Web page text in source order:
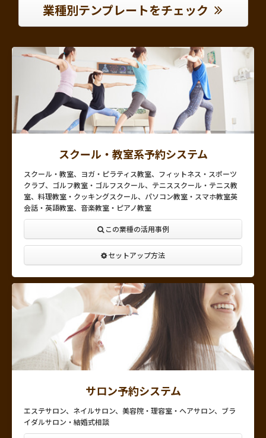
業種別テンプレートをチェック
スクール・教室系予約システム
スクール・教室、ヨガ・ピラティス教室、フィットネス・スポーツ
クラブ、ゴルフ教室・ゴルフスクール、テニススクール・テニス教
室、料理教室・クッキングスクール、パソコン教室・スマホ教室英
会話・英語教室、音楽教室・ピアノ教室
この業種の活用事例
セットアップ方法
サロン予約システム
エステサロン、ネイルサロン、美容院・理容室・ヘアサロン、ブラ
イダルサロン・結婚式相談